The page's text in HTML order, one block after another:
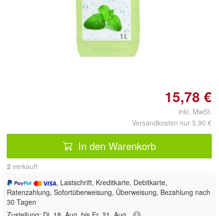
Doppelt antippen zum
15,78 €
inkl. MwSt.
Versandkosten nur 5,90 €
In den Warenkorb
2 verkauft
, Lastschrift, Kreditkarte, Debitkarte,
Ratenzahlung, Sofortüberweisung, Überweisung, Bezahlung nach
30 Tagen